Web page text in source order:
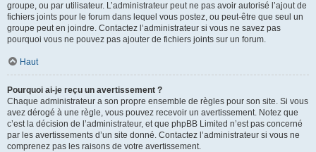
groupe, ou par utilisateur. L’administrateur peut ne pas avoir autorisé l’ajout de
fichiers joints pour le forum dans lequel vous postez, ou peut-être que seul un
groupe peut en joindre. Contactez l’administrateur si vous ne savez pas
pourquoi vous ne pouvez pas ajouter de fichiers joints sur un forum.
Haut
Pourquoi ai-je reçu un avertissement ?
Chaque administrateur a son propre ensemble de règles pour son site. Si vous
avez dérogé à une règle, vous pouvez recevoir un avertissement. Notez que
c’est la décision de l’administrateur, et que phpBB Limited n’est pas concerné
par les avertissements d’un site donné. Contactez l’administrateur si vous ne
comprenez pas les raisons de votre avertissement.